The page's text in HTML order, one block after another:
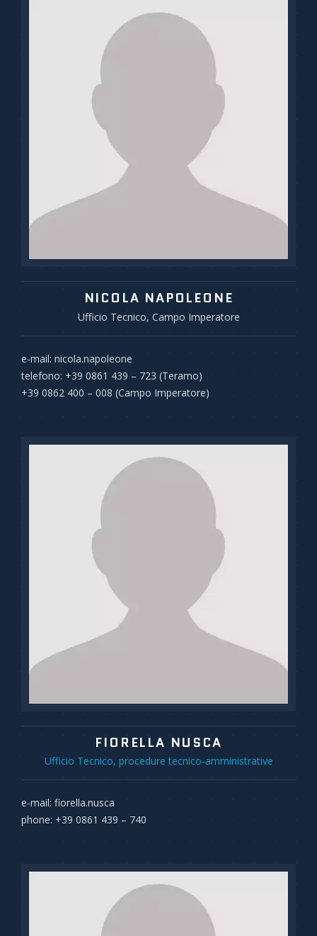
NICOLA NAPOLEONE
Ufficio Tecnico, Campo Imperatore
e-mail: nicola.napoleone
telefono: +39 0861 439 – 723 (Teramo)
+39 0862 400 – 008 (Campo Imperatore)
FIORELLA NUSCA
Ufficio Tecnico, procedure tecnico-amministrative
e-mail: fiorella.nusca
phone: +39 0861 439 – 740